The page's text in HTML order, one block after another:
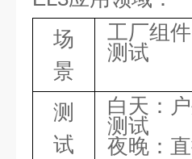
场
景
工厂组
测试
测
试
白天：
测试
夜晚：